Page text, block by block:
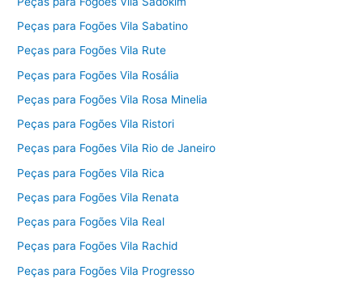
Peças para Fogões Vila Sabatino
Peças para Fogões Vila Rute
Peças para Fogões Vila Rosália
Peças para Fogões Vila Rosa Minelia
Peças para Fogões Vila Ristori
Peças para Fogões Vila Rio de Janeiro
Peças para Fogões Vila Rica
Peças para Fogões Vila Renata
Peças para Fogões Vila Real
Peças para Fogões Vila Rachid
Peças para Fogões Vila Progresso